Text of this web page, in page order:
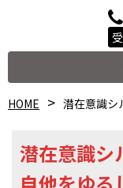
HOME 潜在意識シ
潜在意識シ